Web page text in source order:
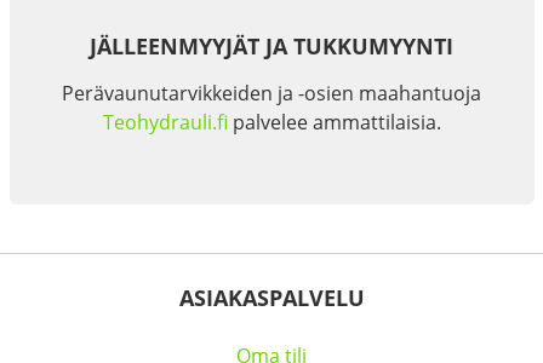
JÄLLEENMYYJÄT JA TUKKUMYYNTI
Perävaunutarvikkeiden ja -osien maahantuoja
Teohydrauli.fi palvelee ammattilaisia.
ASIAKASPALVELU
Oma tili